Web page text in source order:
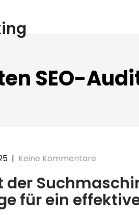
SEO-
| Keine Kommentare
der
für ein